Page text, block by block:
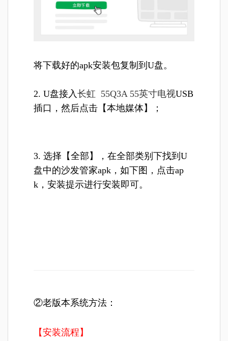
将下载好的apk安装包复制到U盘。
2. U盘接入 长虹 55Q3A 55英寸电视USB
插口，然后点击【本地媒体】；
3. 选择【全部】，在全部类别下找到U
盘中的沙发管家apk，如下图，点击ap
k，安装提示进行安装即可。
②老版本系统方法：
【安装流程】